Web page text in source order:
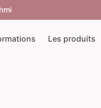
Les produits